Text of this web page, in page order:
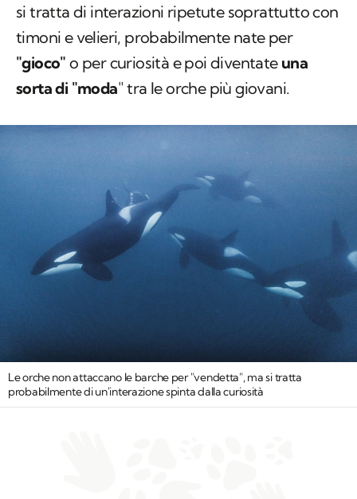
si tratta di interazioni ripetute soprattutto con
timoni e velieri, probabilmente nate per
"gioco" o per curiosità e poi diventate una
sorta di "moda" tra le orche più giovani.
Le orche non attaccano le barche per "vendetta", ma si tratta
probabilmente di un'interazione spinta dalla curiosità